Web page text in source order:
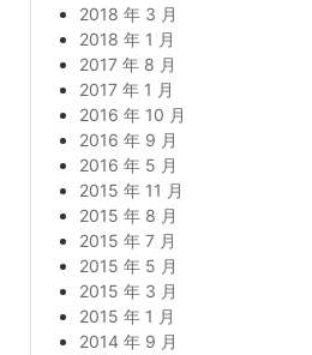
2018 年 3 月
2018 年 1 月
2017 年 8 月
2017 年 1 月
2016 年 10 月
2016 年 9 月
2016 年 5 月
2015 年 11 月
2015 年 8 月
2015 年 7 月
2015 年 5 月
2015 年 3 月
2015 年 1 月
2014 年 9 月